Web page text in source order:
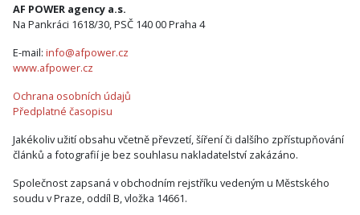
AF POWER agency a.s.
Na Pankráci 1618/30, PSČ 140 00 Praha 4
E-mail: info@afpower.cz
www.afpower.cz
Ochrana osobních údajů
Předplatné časopisu
Jakékoliv užití obsahu včetně převzetí, šíření či dalšího zpřístupňování
článků a fotografií je bez souhlasu nakladatelství zakázáno.
Společnost zapsaná v obchodním rejstříku vedeným u Městského
soudu v Praze, oddíl B, vložka 14661.